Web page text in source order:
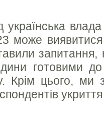
українська
може
запитання,
готовими
Крім цього, ми